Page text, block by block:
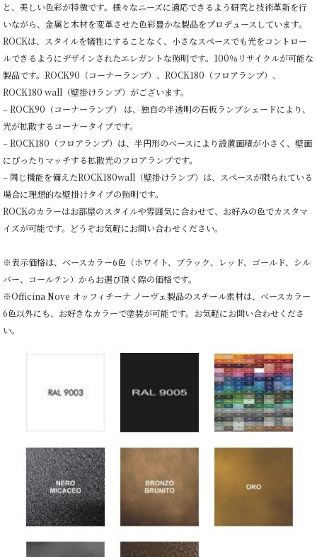
と、美しい色彩が特徴です。様々なニーズに適応できるよう研究と技術革新を行
いながら、金属と木材を変革させた色彩豊かな製品をプロデュースしています。
ROCKは、スタイルを犠牲にすることなく、小さなスペースでも光をコントロー
ルできるようにデザインされたエレガントな照明です。100％リサイクルが可能な
製品です。ROCK90（コーナーランプ）、ROCK180（フロアランプ）、
ROCK180 wall（壁掛けランプ）がございます。
– ROCK90（コーナーランプ） は、独自の半透明の石板ランプシェードにより、
光が拡散するコーナータイプです。
– ROCK180（フロアランプ）は、半円形のベースにより設置面積が小さく、壁面
にぴったりマッチする拡散光のフロアランプです。
– 同じ機能を備えたROCK180wall（壁掛けランプ）は、スペースが限られている
場合に理想的な壁掛けタイプの照明です。
ROCKのカラーはお部屋のスタイルや雰囲気に合わせて、お好みの色でカスタマ
イズが可能です。どうぞお気軽にお問い合わせください。
※表示価格は、ベースカラー6色（ホワイト、ブラック、レッド、ゴールド、シル
バー、コールテン）からお選び頂く際の価格です。
※Officina Nove オッフィチーナ ノーヴェ製品のスチール素材は、ベースカラー
6色以外にも、お好きなカラーで塗装が可能です。お気軽にお問い合わせくださ
い。